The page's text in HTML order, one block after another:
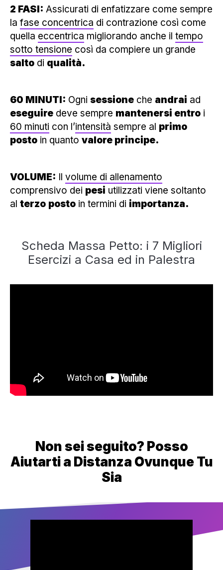
2 FASI: Assicurati di enfatizzare come sempre
la fase concentrica di contrazione così come
quella eccentrica migliorando anche il tempo
sotto tensione così da compiere un grande
salto di qualità.
60 MINUTI: Ogni sessione che andrai ad
eseguire deve sempre mantenersi entro i
60 minuti con l’intensità sempre al primo
posto in quanto valore principe.
VOLUME: Il volume di allenamento
comprensivo dei pesi utilizzati viene soltanto
al terzo posto in termini di importanza.
Scheda Massa Petto: i 7 Migliori
Esercizi a Casa ed in Palestra
Non sei seguito? Posso
Aiutarti a Distanza Ovunque Tu
Sia